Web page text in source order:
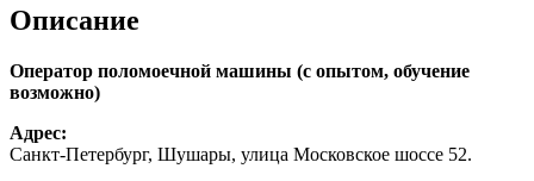
Описание
Оператор поломоечной машины (с опытом, обучение
возможно)
Адрес:
Санкт-Петербург, Шушары, улица Московское шоссе 52.